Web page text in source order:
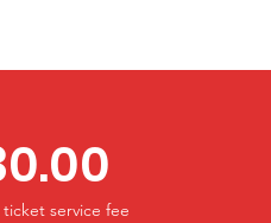
ticket service fee